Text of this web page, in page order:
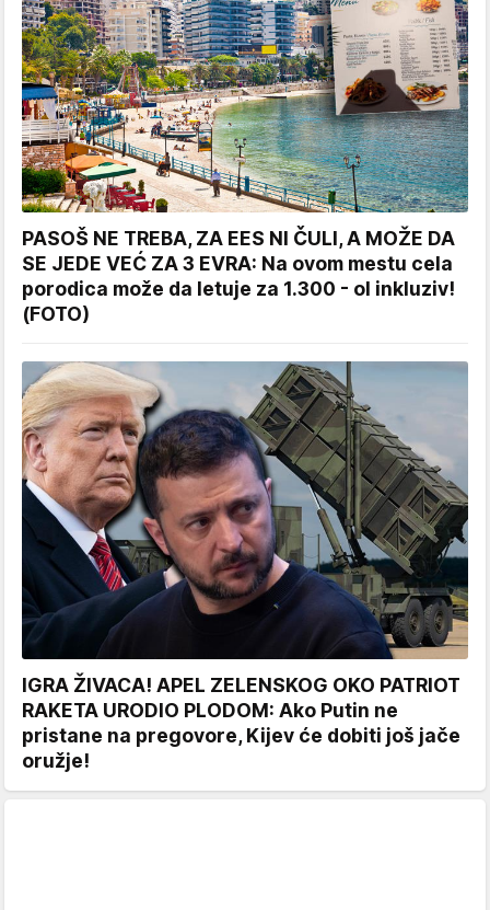
PASOŠ NE TREBA, ZA EES NI ČULI, A MOŽE DA
SE JEDE VEĆ ZA 3 EVRA: Na ovom mestu cela
porodica može da letuje za 1.300 - ol inkluziv!
(FOTO)
IGRA ŽIVACA! APEL ZELENSKOG OKO PATRIOT
RAKETA URODIO PLODOM: Ako Putin ne
pristane na pregovore, Kijev će dobiti još jače
oružje!